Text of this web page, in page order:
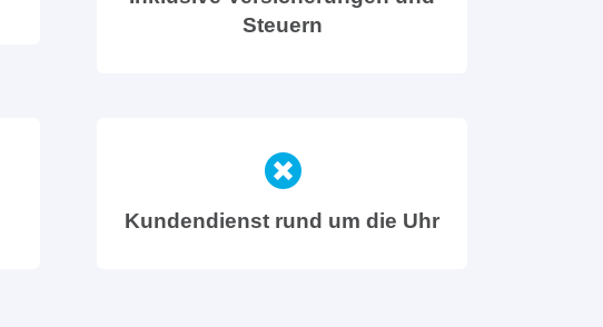
Steuern
Kundendienst rund um die Uhr